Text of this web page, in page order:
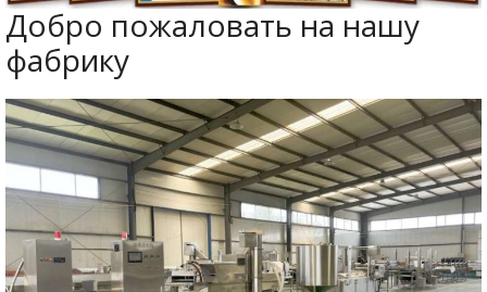
Добро пожаловать на нашу
фабрику